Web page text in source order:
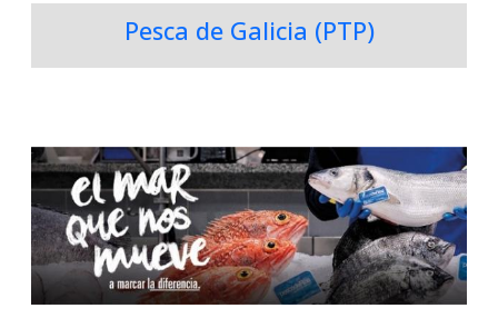
Pesca de Galicia (PTP)